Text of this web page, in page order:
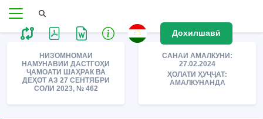
Дохилшавӣ
НИЗОМНОМАИ
НАМУНАВИИ ДАСТГОҲИ
ҶАМОАТИ ШАҲРАК ВА
ДЕҲОТ АЗ 27 СЕНТЯБРИ
СОЛИ 2023, № 462
САНАИ АМАЛКУНИ:
27.02.2024
ҲОЛАТИ ҲУҶҶАТ:
АМАЛКУНАНДА